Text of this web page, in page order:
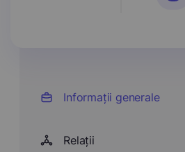
Informații generale
Relații